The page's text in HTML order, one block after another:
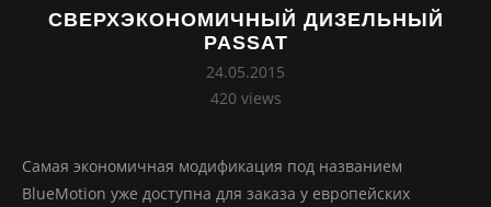
СВЕРХЭКОНОМИЧНЫЙ ДИЗЕЛЬНЫЙ
PASSAT
24.05.2015
420 views
Самая экономичная модификация под названием
BlueMotion уже доступна для заказа у европейских